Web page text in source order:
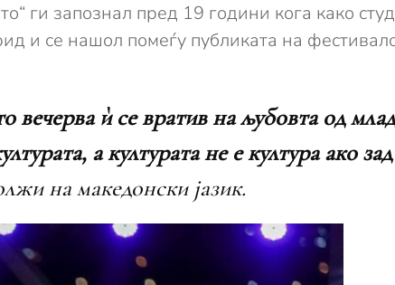
ги запознал пред 19 години кога како
и се нашол помеѓу публиката на
вечерва ѝ се вратив на љубовта од
а културата не е култура ако
на македонски јазик.